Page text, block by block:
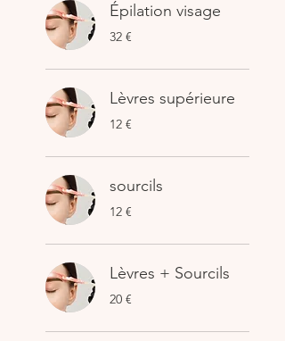
Épilation visage
32
euros
32 €
Lèvres supérieure
12
euros
12 €
sourcils
12
euros
12 €
Lèvres + Sourcils
20
euros
20 €